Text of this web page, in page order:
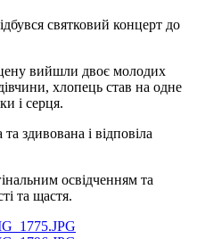
святковий концерт до
вийшли двоє молодих
хлопець став на одне
і серця.
здивована і відповіла
освідченням та
та щастя.